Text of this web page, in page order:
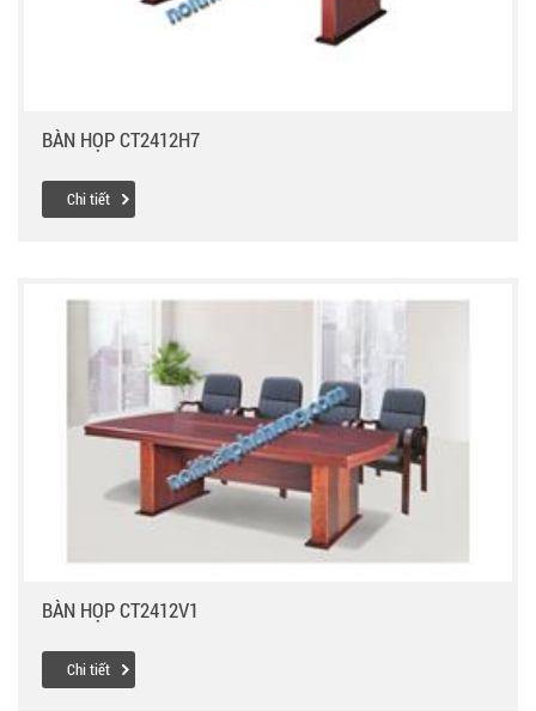
BÀN HỌP CT2412H7
Chi tiết
BÀN HỌP CT2412V1
Chi tiết